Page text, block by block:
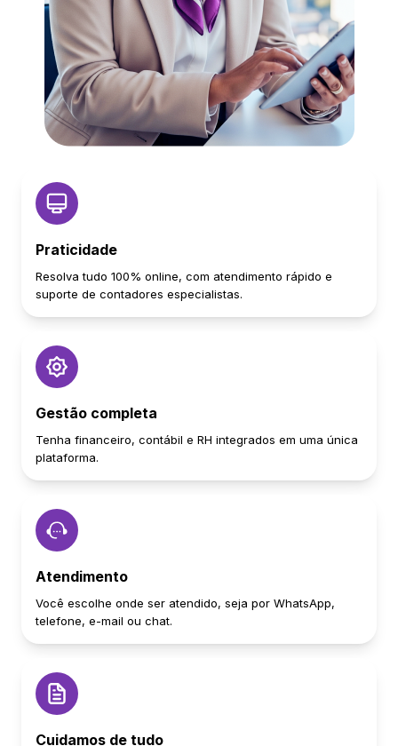
Praticidade
Resolva tudo 100% online, com atendimento rápido e
suporte de contadores especialistas.
Gestão completa
Tenha financeiro, contábil e RH integrados em uma única
plataforma.
Atendimento
Você escolhe onde ser atendido, seja por WhatsApp,
telefone, e-mail ou chat.
Cuidamos de tudo